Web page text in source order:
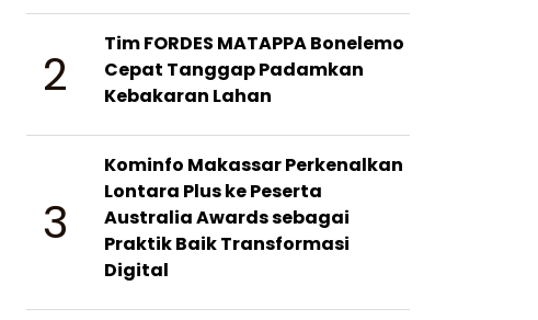
2
Tim FORDES MATAPPA Bonelemo
Cepat Tanggap Padamkan
Kebakaran Lahan
3
Kominfo Makassar Perkenalkan
Lontara Plus ke Peserta
Australia Awards sebagai
Praktik Baik Transformasi
Digital